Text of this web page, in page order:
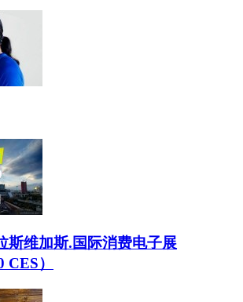
斯维加斯.国际消费电子展
CES）